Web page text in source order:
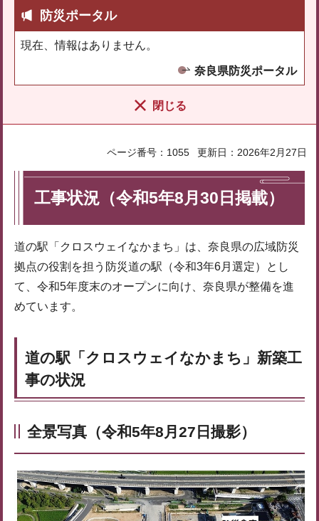
防災ポータル
現在、情報はありません。
奈良県防災ポータル
閉じる
ページ番号：1055 更新日：2026年2月27日
工事状況（令和5年8月30日掲載）
道の駅「クロスウェイなかまち」は、奈良県の広域防災
拠点の役割を担う防災道の駅（令和3年6月選定）とし
て、令和5年度末のオープンに向け、奈良県が整備を進
めています。
道の駅「クロスウェイなかまち」新築工
事の状況
全景写真（令和5年8月27日撮影）